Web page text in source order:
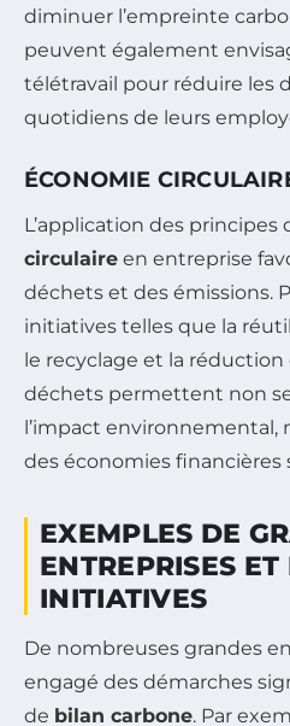
diminuer l’empreinte
peuvent également
télétravail pour réduire les
quotidiens de leurs
ÉCONOMIE
L’application des principes
circulaire en entreprise
déchets et des émissions.
initiatives telles que la
le recyclage et la
déchets permettent non
l’impact environnemental,
des économies financières
EXEMPLES DE
ENTREPRISES ET
INITIATIVES
De nombreuses grandes
engagé des démarches
de bilan carbone. Par